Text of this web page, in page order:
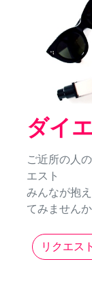
ダイ
ご近所の人
エスト
みんなが抱
てみませんか
リクエス